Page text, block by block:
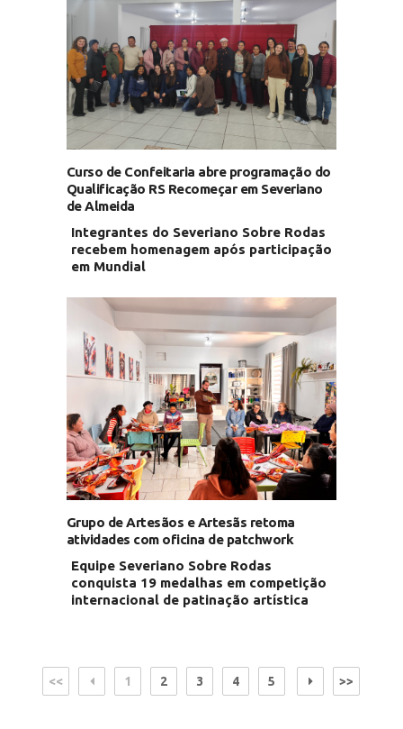
Curso de Confeitaria abre programação do
Qualificação RS Recomeçar em Severiano
de Almeida
Integrantes do Severiano Sobre Rodas
recebem homenagem após participação
em Mundial
Grupo de Artesãos e Artesãs retoma
atividades com oficina de patchwork
Equipe Severiano Sobre Rodas
conquista 19 medalhas em competição
internacional de patinação artística
<< 1 2 3 4 5 >>